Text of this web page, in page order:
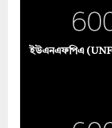
ইউএনএফপিএ